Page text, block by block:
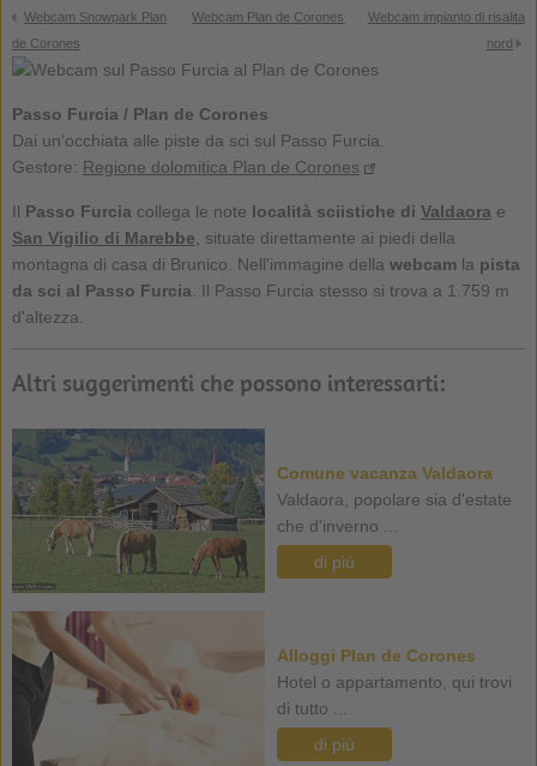
Webcam Snowpark Plan
de Corones
Webcam Plan de Corones
Webcam impianto di risalita
nord
Passo Furcia / Plan de Corones
Dai un'occhiata alle piste da sci sul Passo Furcia.
Gestore: Regione dolomitica Plan de Corones
Il Passo Furcia collega le note località sciistiche di Valdaora e
San Vigilio di Marebbe , situate direttamente ai piedi della
montagna di casa di Brunico. Nell'immagine della webcamla pista
da sci al Passo Furcia . Il Passo Furcia stesso si trova a 1.759 m
d'altezza.
Altri suggerimenti che possono interessarti:
Comune vacanza Valdaora
Valdaora, popolare sia d'estate
che d'inverno ...
di più
Alloggi Plan de Corones
Hotel o appartamento, qui trovi
di tutto ...
di più